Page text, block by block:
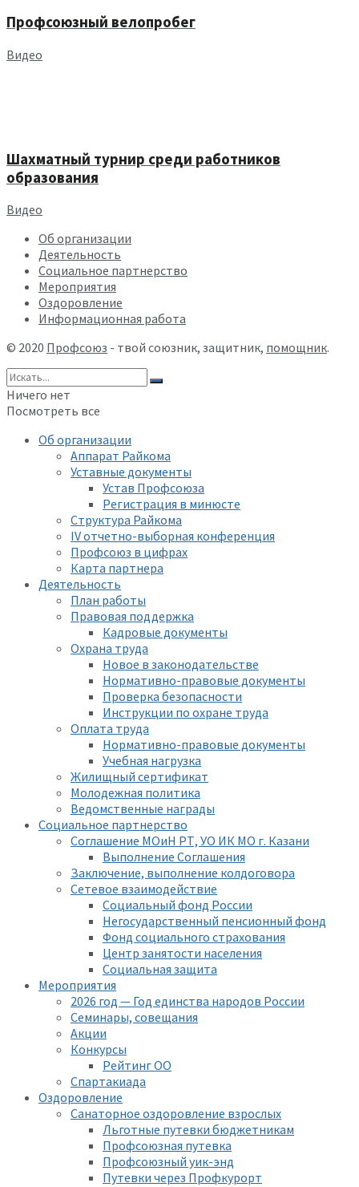
Профсоюзный велопробег
Видео
Шахматный турнир среди работников
образования
Видео
Об организации
Деятельность
Социальное партнерство
Мероприятия
Оздоровление
Информационная работа
© 2020 Профсоюз - твой союзник, защитник, помощник.
Ничего нет
Посмотреть все
Об организации
Аппарат Райкома
Уставные документы
Устав Профсоюза
Регистрация в минюсте
Структура Райкома
IV отчетно-выборная конференция
Профсоюз в цифрах
Карта партнера
Деятельность
План работы
Правовая поддержка
Кадровые документы
Охрана труда
Новое в законодательстве
Нормативно-правовые документы
Проверка безопасности
Инструкции по охране труда
Оплата труда
Нормативно-правовые документы
Учебная нагрузка
Жилищный сертификат
Молодежная политика
Ведомственные награды
Социальное партнерство
Соглашение МОиН РТ, УО ИК МО г. Казани
Выполнение Соглашения
Заключение, выполнение колдоговора
Сетевое взаимодействие
Социальный фонд России
Негосударственный пенсионный фонд
Фонд социального страхования
Центр занятости населения
Социальная защита
Мероприятия
2026 год — Год единства народов России
Семинары, совещания
Акции
Конкурсы
Рейтинг ОО
Спартакиада
Оздоровление
Санаторное оздоровление взрослых
Льготные путевки бюджетникам
Профсоюзная путевка
Профсоюзный уик-энд
Путевки через Профкурорт